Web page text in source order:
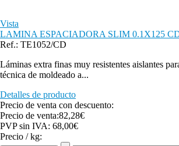
Vista
LAMINA ESPACIADORA SLIM 0.1X125
Ref.: TE1052/CD
Láminas extra finas muy resistentes aislantes
técnica de moldeado a...
Detalles de producto
Precio de venta con descuento:
Precio de venta:82,28€
PVP sin IVA: 68,00€
Precio / kg: